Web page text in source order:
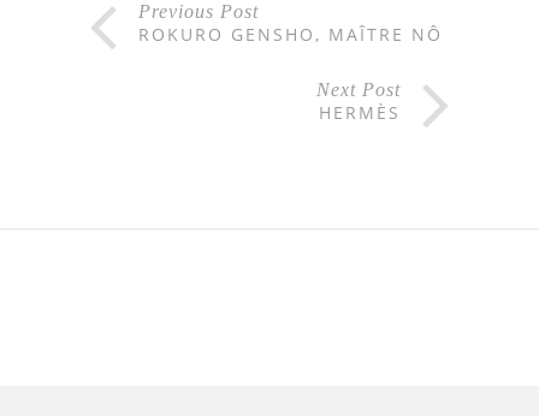
Previous Post
ROKURO GENSHO, MAÎTRE NÔ
Next Post
HERMÈS